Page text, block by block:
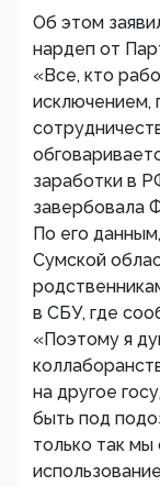
Об этом
нардеп от
«Все, кто
исключением,
заработки в
завербовала
По его
Сумской
в СБУ, где
«Поэтому я
на другое
быть под
только так